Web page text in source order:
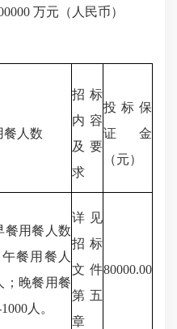
万元（人民币）
餐人数
招标
内容
及要
求
投标保
证金
（元）
餐用餐人数
餐用餐人
；晚餐用餐
人。
详见
招标
文件
第五
章
80000.00